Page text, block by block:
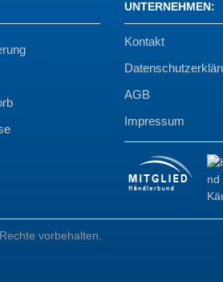
UNTERNEHMEN:
Kontakt
AGB
Impressum
vorbehalten.